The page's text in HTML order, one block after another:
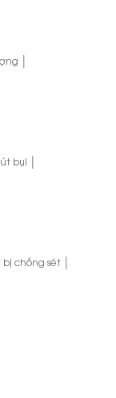
|
bụi |
bị chống sét |